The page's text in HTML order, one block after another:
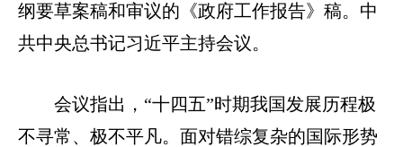
纲要草案稿和审议的《政府工作报告》稿。中
共中央总书记习近平主持会议。
会议指出，“十四五”时期我国发展历程极
不寻常、极不平凡。面对错综复杂的国际形势